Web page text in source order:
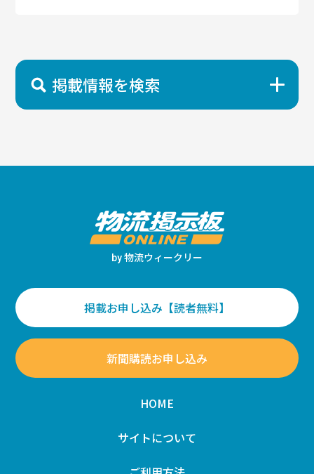
掲載情報を検索
by物流ウィークリー
掲載お申し込み【読者無料】
新聞購読お申し込み
HOME
サイトについて